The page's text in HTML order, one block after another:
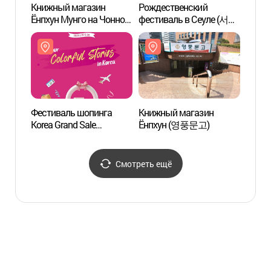
Книжный магазин
Ёнпхун Мунго на Чонно
(영풍문고 종로점)
Рождественский
фестиваль в Сеуле (서울
크리스마스 페스티벌)
Фестиваль шопинга
Korea Grand Sale
Книжный магазин
Ёнпхун (영풍문고)
Смотреть ещё